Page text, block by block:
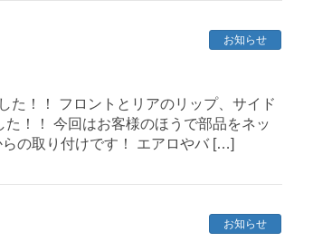
お知らせ
た！！ フロントとリアのリップ、サイド
！！ 今回はお客様のほうで部品をネッ
の取り付けです！ エアロやバ […]
お知らせ